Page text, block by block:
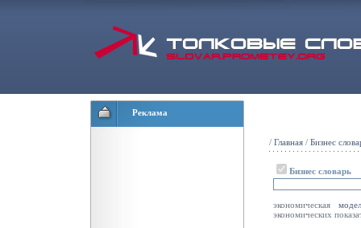
Реклама
/ Главная / Бизнес
Бизнес словарь
экономическая
экономических